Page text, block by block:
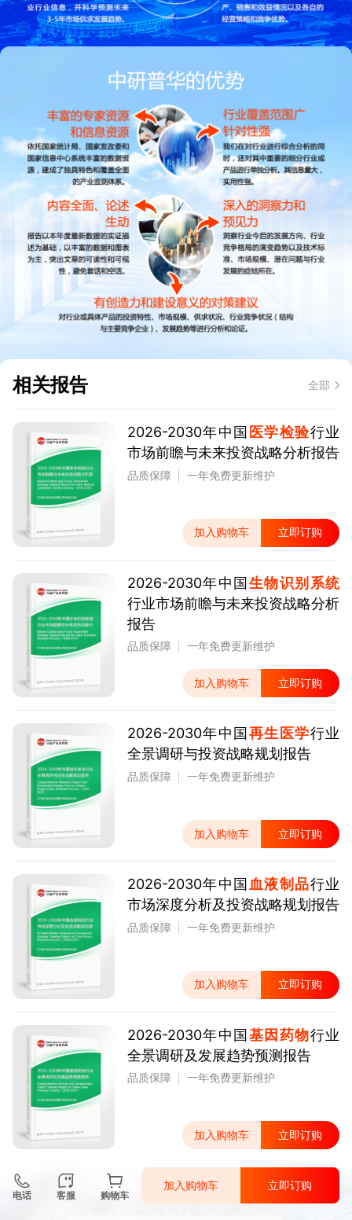
相关报告 全部
2026-2030年中国 医学检验行业
市场前瞻与未来投资战略分析报告
品质保障 一年免费更新维护
加入购物车 立即订购
2026-2030年中国生物识别系统
行业市场前瞻与未来投资战略分析
报告
品质保障 一年免费更新维护
加入购物车 立即订购
2026-2030年中国 再生医学行业
全景调研与投资战略规划报告
品质保障 一年免费更新维护
加入购物车 立即订购
2026-2030年中国 血液制品行业
市场深度分析及投资战略规划报告
品质保障 一年免费更新维护
加入购物车 立即订购
2026-2030年中国基因药物行业
全景调研及发展趋势预测报告
品质保障 一年免费更新维护
加入购物车 立即订购
中国行业资讯领先服务商
电话 客服 购物车
加入购物车 立即订购